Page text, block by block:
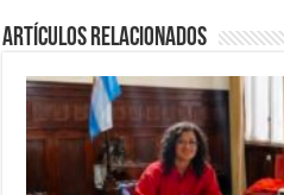
Artículos Relacionados